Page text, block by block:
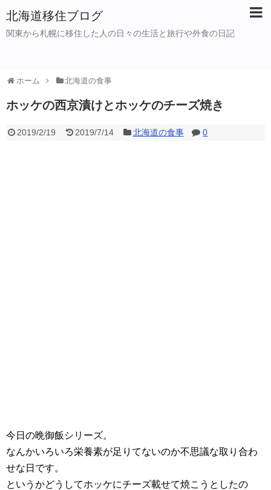
北海道移住ブログ
関東から札幌に移住した人の日々の生活と旅行や外食の日記
ホーム 北海道の食事
ホッケの西京漬けとホッケのチーズ焼き
2019/2/19 2019/7/14 北海道の食事 0
今日の晩御飯シリーズ。
なんかいろいろ栄養素が足りてないのか不思議な取り合わ
せな日です。
というかどうしてホッケにチーズ載せて焼こうとしたの